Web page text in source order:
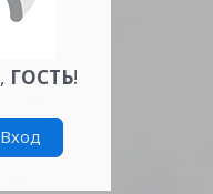
, ГОСТЬ!
Вход